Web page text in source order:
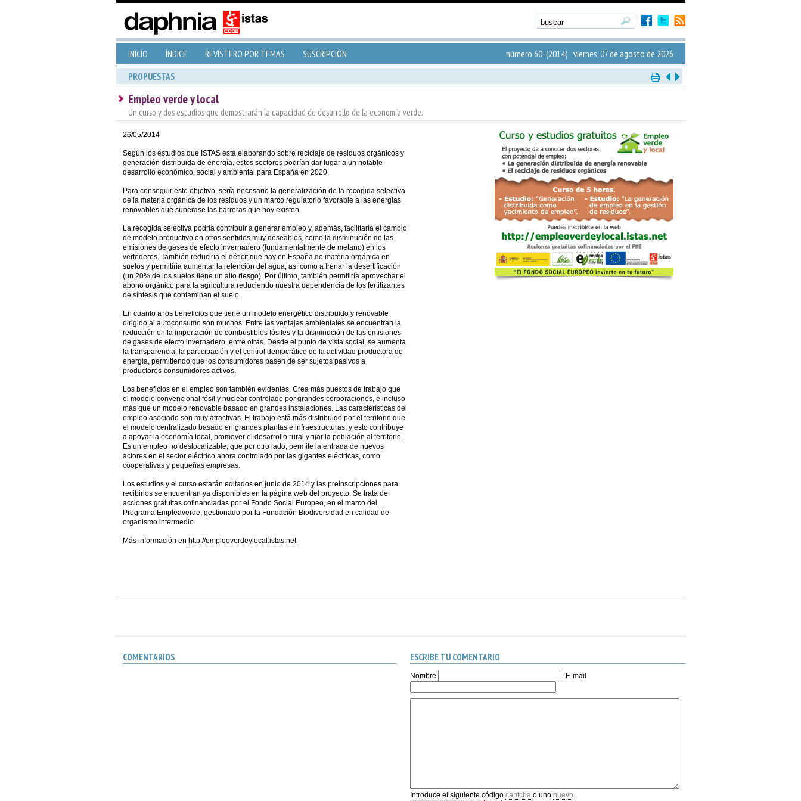
INICIO ÍNDICE REVISTERO POR TEMAS SUSCRIPCIÓN número 60 (2014) viernes, 07 de agosto de 2026
PROPUESTAS
Empleo verde y local
Un curso y dos estudios que demostrarán la capacidad de desarrollo de la economía verde.
26/05/2014
Según los estudios que ISTAS está elaborando sobre reciclaje de residuos orgánicos y
generación distribuida de energía, estos sectores podrían dar lugar a un notable
desarrollo económico, social y ambiental para España en 2020.
Para conseguir este objetivo, sería necesario la generalización de la recogida selectiva
de la materia orgánica de los residuos y un marco regulatorio favorable a las energías
renovables que superase las barreras que hoy existen.
La recogida selectiva podría contribuir a generar empleo y, además, facilitaría el cambio
de modelo productivo en otros sentidos muy deseables, como la disminución de las
emisiones de gases de efecto invernadero (fundamentalmente de metano) en los
vertederos. También reduciría el déficit que hay en España de materia orgánica en
suelos y permitiría aumentar la retención del agua, así como a frenar la desertificación
(un 20% de los suelos tiene un alto riesgo). Por último, también permitiría aprovechar el
abono orgánico para la agricultura reduciendo nuestra dependencia de los fertilizantes
de síntesis que contaminan el suelo.
En cuanto a los beneficios que tiene un modelo energético distribuido y renovable
dirigido al autoconsumo son muchos. Entre las ventajas ambientales se encuentran la
reducción en la importación de combustibles fósiles y la disminución de las emisiones
de gases de efecto invernadero, entre otras. Desde el punto de vista social, se aumenta
la transparencia, la participación y el control democrático de la actividad productora de
energía, permitiendo que los consumidores pasen de ser sujetos pasivos a
productores‐consumidores activos.
Los beneficios en el empleo son también evidentes. Crea más puestos de trabajo que
el modelo convencional fósil y nuclear controlado por grandes corporaciones, e incluso
más que un modelo renovable basado en grandes instalaciones. Las características del
empleo asociado son muy atractivas. El trabajo está más distribuido por el territorio que
el modelo centralizado basado en grandes plantas e infraestructuras, y esto contribuye
a apoyar la economía local, promover el desarrollo rural y fijar la población al territorio.
Es un empleo no deslocalizable, que por otro lado, permite la entrada de nuevos
actores en el sector eléctrico ahora controlado por las gigantes eléctricas, como
cooperativas y pequeñas empresas.
Los estudios y el curso estarán editados en junio de 2014 y las preinscripciones para
recibirlos se encuentran ya disponibles en la página web del proyecto. Se trata de
acciones gratuitas cofinanciadas por el Fondo Social Europeo, en el marco del
Programa Empleaverde, gestionado por la Fundación Biodiversidad en calidad de
organismo intermedio.
Más información en http://empleoverdeylocal.istas.net
COMENTARIOS ESCRIBE TU COMENTARIO
Nombre E-mail
Introduce el siguiente código captchao uno nuevo.